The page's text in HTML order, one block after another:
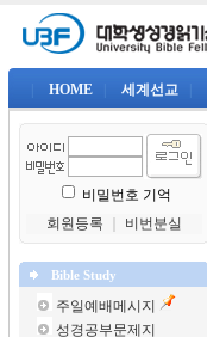
HOME 세계선교
비밀번호 기억
회원등록
비번분실
Bible Study
주일예배메시지
성경공부문제지